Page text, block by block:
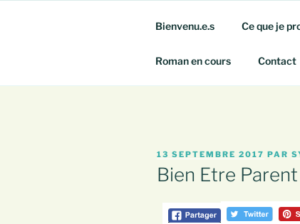
Bienvenu.e.s Ce que je
Roman en cours Contact
PUBLIÉ
LE
13 SEPTEMBRE 2017 PAR
Bien Etre